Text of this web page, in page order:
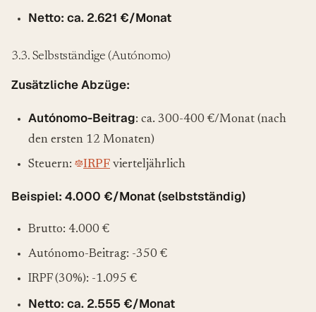
Netto: ca. 2.621 €/Monat
3.3. Selbstständige (Autónomo)
Zusätzliche Abzüge:
Autónomo-Beitrag: ca. 300-400 €/Monat (nach
den ersten 12 Monaten)
Steuern: IRPF vierteljährlich
Beispiel: 4.000 €/Monat (selbstständig)
Brutto: 4.000 €
Autónomo-Beitrag: -350 €
IRPF (30%): -1.095 €
Netto: ca. 2.555 €/Monat